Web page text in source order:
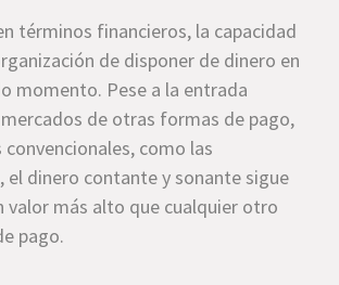
términos financieros, la capacidad
de disponer de dinero en
momento. Pese a la entrada
de otras formas de pago,
como las
el dinero contante y sonante sigue
valor más alto que cualquier otro
pago.